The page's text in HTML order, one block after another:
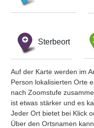
Sterbeort
Auf der Karte werden im
Person lokalisierten Orte
nach Zoomstufe
ist etwas stärker und es
Jeder Ort bietet bei Klick
Über den Ortsnamen